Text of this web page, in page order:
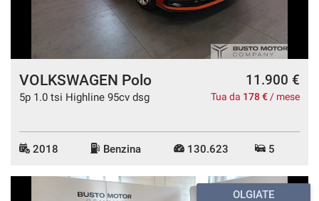
VOLKSWAGEN Polo
5p 1.0 tsi Highline 95cv dsg
11.900 €
Tua da 178 € / mese
2018 Benzina 130.623 5
OLGIATE